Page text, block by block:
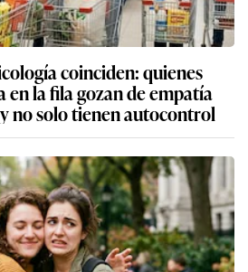
coinciden: quienes
en la fila gozan de empatía
no solo tienen autocontrol